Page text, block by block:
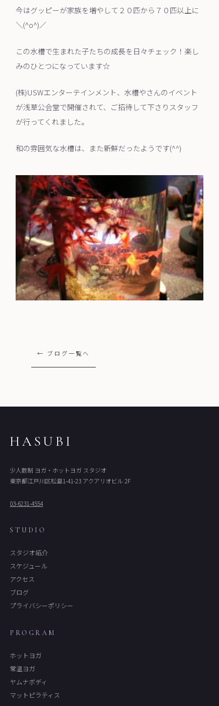
今はグッピーが家族を増やして２０匹から７０匹以上に
＼(^o^)／
この水槽で生まれた子たちの成長を日々チェック！楽し
みのひとつになっています☆
(株)USWエンターテインメント、水槽やさんのイベント
が浅草公会堂で開催されて、ご招待して下さりスタッフ
が行ってくれました。
和の雰囲気な水槽は、また新鮮だったようです(^^)
← ブログ一覧へ
HASUBI
少人数制 ヨガ・ホットヨガ スタジオ
東京都江戸川区松島1-41-23 アクアリオビル 2F
03-6231-4554
STUDIO
スタジオ紹介
スケジュール
アクセス
ブログ
プライバシーポリシー
PROGRAM
ホットヨガ
常温ヨガ
ヤムナボディ
マットピラティス